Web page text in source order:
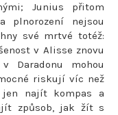
Junius přitom
plnorození nejsou
své mrtvé totéž:
v Alisse znovu
Daradonu mohou
riskují víc než
najít kompas a
způsob, jak žít s